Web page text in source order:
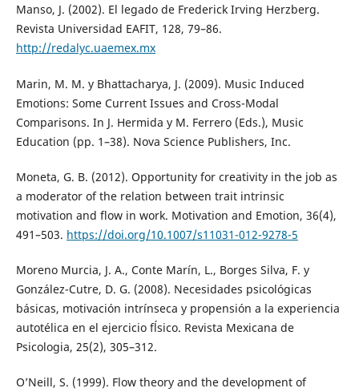
Manso, J. (2002). El legado de Frederick Irving Herzberg.
Revista Universidad EAFIT, 128, 79–86.
http://redalyc.uaemex.mx
Marin, M. M. y Bhattacharya, J. (2009). Music Induced
Emotions: Some Current Issues and Cross-Modal
Comparisons. In J. Hermida y M. Ferrero (Eds.), Music
Education (pp. 1–38). Nova Science Publishers, Inc.
Moneta, G. B. (2012). Opportunity for creativity in the job as
a moderator of the relation between trait intrinsic
motivation and flow in work. Motivation and Emotion, 36(4),
491–503. https://doi.org/10.1007/s11031-012-9278-5
Moreno Murcia, J. A., Conte Marín, L., Borges Silva, F. y
González-Cutre, D. G. (2008). Necesidades psicológicas
básicas, motivación intrínseca y propensión a la experiencia
autotélica en el ejercicio fĺsico. Revista Mexicana de
Psicologia, 25(2), 305–312.
O’Neill, S. (1999). Flow theory and the development of